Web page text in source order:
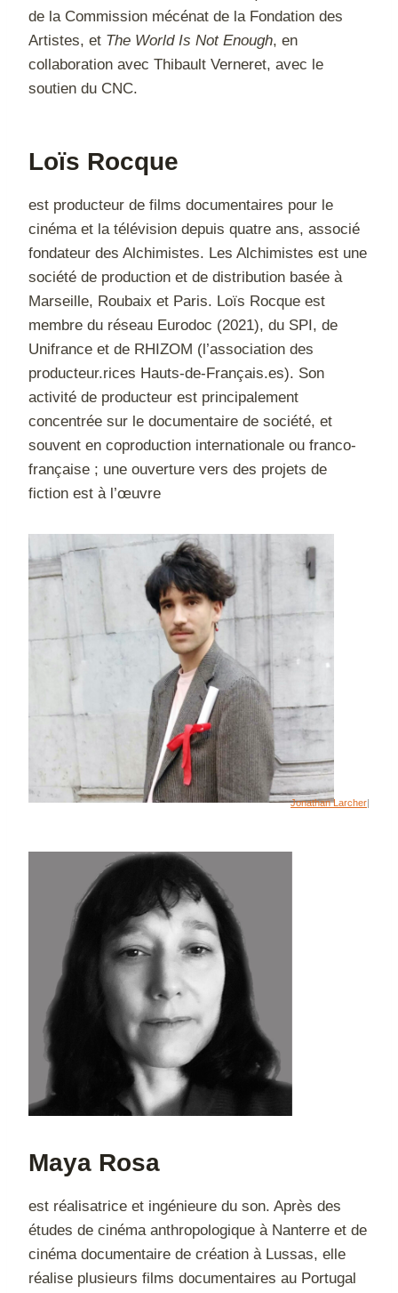
de la Commission mécénat de la Fondation des
Artistes, et The World Is Not Enough, en
collaboration avec Thibault Verneret, avec le
soutien du CNC.
Loïs Rocque
est producteur de films documentaires pour le
cinéma et la télévision depuis quatre ans, associé
fondateur des Alchimistes. Les Alchimistes est une
société de production et de distribution basée à
Marseille, Roubaix et Paris. Loïs Rocque est
membre du réseau Eurodoc (2021), du SPI, de
Unifrance et de RHIZOM (l’association des
producteur.rices Hauts-de-Français.es). Son
activité de producteur est principalement
concentrée sur le documentaire de société, et
souvent en coproduction internationale ou franco-
française ; une ouverture vers des projets de
fiction est à l’œuvre
Jonathan Larcher|
Maya Rosa
est réalisatrice et ingénieure du son. Après des
études de cinéma anthropologique à Nanterre et de
cinéma documentaire de création à Lussas, elle
réalise plusieurs films documentaires au Portugal